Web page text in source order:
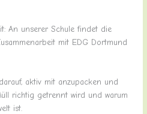
An unserer Schule findet die
mit EDG Dortmund
aktiv mit anzupacken und
richtig getrennt wird und warum
ist.